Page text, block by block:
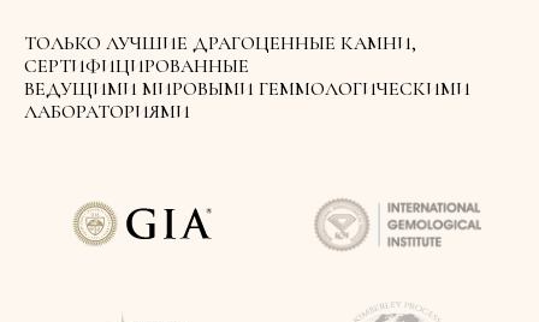
ТОЛЬКО ЛУЧШИЕ ДРАГОЦЕННЫЕ КАМНИ,
СЕРТИФИЦИРОВАННЫЕ
ВЕДУЩИМИ МИРОВЫМИ ГЕММОЛОГИЧЕСКИМИ
ЛАБОРАТОРИЯМИ